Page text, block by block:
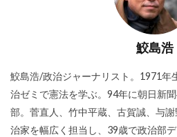
鮫島浩
鮫島浩/政治ジャーナリスト。1971年
治ゼミで憲法を学ぶ。94年に朝日新
部。菅直人、竹中平蔵、古賀誠、与
治家を幅広く担当し、39歳で政治部